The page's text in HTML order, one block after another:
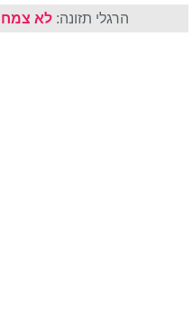
הרגלי תזונה: לא